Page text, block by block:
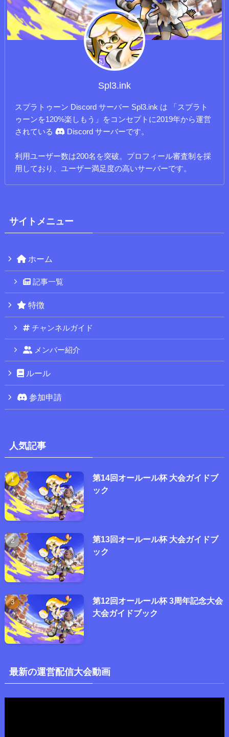
Spl3.ink
スプラトゥーン Discord サーバー Spl3.ink は 「スプラト
ゥーンを120%楽しもう」をコンセプトに2019年から運営
されている
Discord サーバーです。
利用ユーザー数は200名を突破。プロフィール審査制を採
用しており、ユーザー満足度の高いサーバーです。
サイトメニュー
ホーム
記事一覧
特徴
チャンネルガイド
メンバー紹介
ルール
参加申請
人気記事
第14回オールール杯 大会ガイドブ
ック
第13回オールール杯 大会ガイドブ
ック
第12回オールール杯 3周年記念大会
大会ガイドブック
最新の運営配信大会動画